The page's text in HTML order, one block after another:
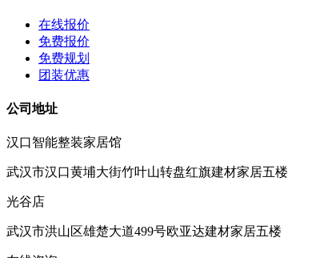
在线报价
免费报价
免费规划
团装优惠
公司地址
汉口智能整装家居馆
武汉市汉口黄埔大街竹叶山转盘红旗建材家居五楼
光谷店
武汉市洪山区雄楚大道499号欧亚达建材家居五楼